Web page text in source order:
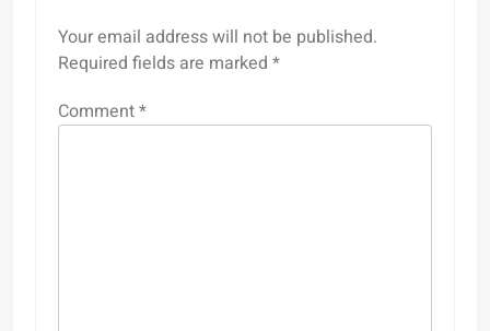
Your email address will not be published.
Required fields are marked *
Comment*